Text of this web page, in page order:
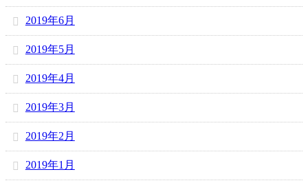
2019年6月
2019年5月
2019年4月
2019年3月
2019年2月
2019年1月